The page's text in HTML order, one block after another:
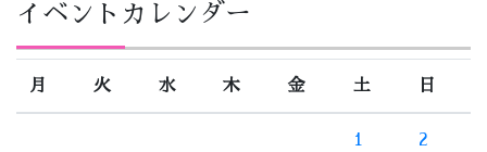
イベントカレンダー
月 火 水 木 金 土 日
1 2